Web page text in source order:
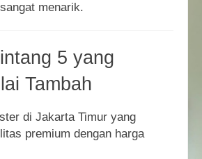
menarik.
5 yang
Tambah
di Jakarta Timur yang
premium dengan harga